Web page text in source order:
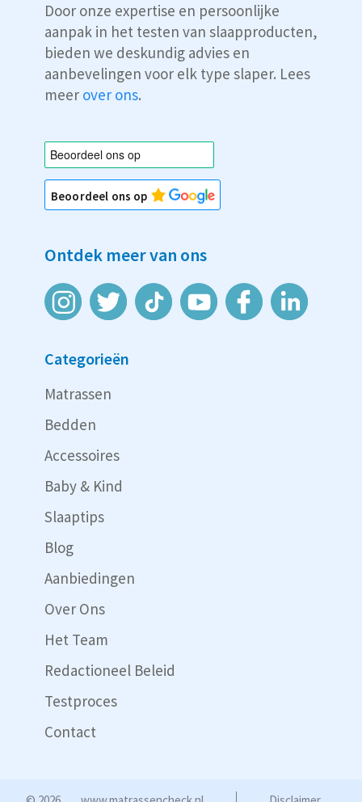
Door onze expertise en persoonlijke
aanpak in het testen van slaapproducten,
bieden we deskundig advies en
aanbevelingen voor elk type slaper. Lees
meer over ons.
Beoordeel ons op
Ontdek meer van ons
Categorieën
Matrassen
Bedden
Accessoires
Baby & Kind
Slaaptips
Blog
Aanbiedingen
Over Ons
Het Team
Redactioneel Beleid
Testproces
Contact